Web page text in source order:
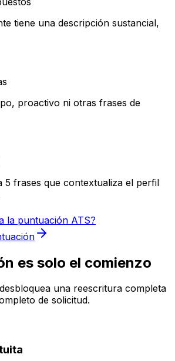
tiene una descripción sustancial,
proactivo ni otras frases de
5 frases que contextualiza el perfil
la puntuación ATS?
es solo el comienzo
una reescritura completa
de solicitud.